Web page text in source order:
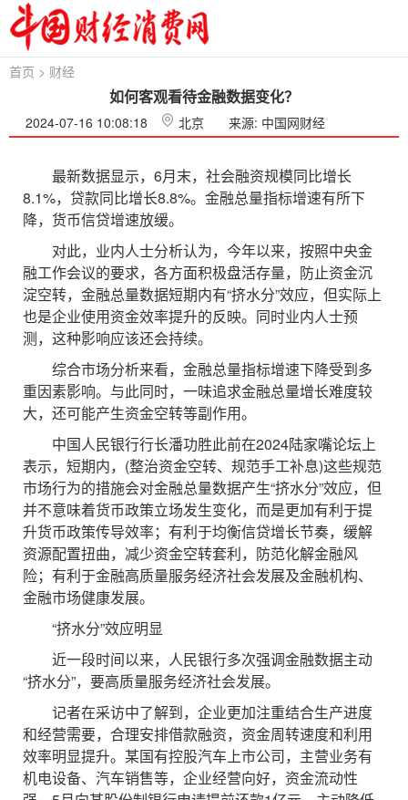
首页 > 财经
如何客观看待金融数据变化？
2024-07-16 10:08:18 北京 来源: 中国网财经
最新数据显示，6月末，社会融资规模同比增长
8.1%，贷款同比增长8.8%。金融总量指标增速有所下
降，货币信贷增速放缓。
对此，业内人士分析认为，今年以来，按照中央金
融工作会议的要求，各方面积极盘活存量，防止资金沉
淀空转，金融总量数据短期内有“挤水分”效应，但实际上
也是企业使用资金效率提升的反映。同时业内人士预
测，这种影响应该还会持续。
综合市场分析来看，金融总量指标增速下降受到多
重因素影响。与此同时，一味追求金融总量增长难度较
大，还可能产生资金空转等副作用。
中国人民银行行长潘功胜此前在2024陆家嘴论坛上
表示，短期内，(整治资金空转、规范手工补息)这些规范
市场行为的措施会对金融总量数据产生“挤水分”效应，但
并不意味着货币政策立场发生变化，而是更加有利于提
升货币政策传导效率；有利于均衡信贷增长节奏，缓解
资源配置扭曲，减少资金空转套利，防范化解金融风
险；有利于金融高质量服务经济社会发展及金融机构、
金融市场健康发展。
“挤水分”效应明显
近一段时间以来，人民银行多次强调金融数据主动
“挤水分”，要高质量服务经济社会发展。
记者在采访中了解到，企业更加注重结合生产进度
和经营需要，合理安排借款融资，资金周转速度和利用
效率明显提升。某国有控股汽车上市公司，主营业务有
机电设备、汽车销售等，企业经营向好，资金流动性